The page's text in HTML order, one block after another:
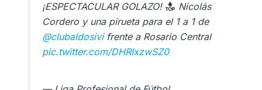
¡ESPECTACULAR GOLAZO!
Nicolás
Cordero y una pirueta para el 1 a 1 de
@clubaldosivifrente a Rosario Central
pic.twitter.com/DHRIxzwSZ0